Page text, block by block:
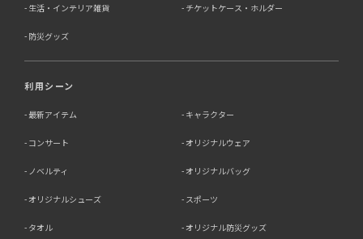
生活・インテリア雑貨 チケットケース・ホルダー
防災グッズ
利用シーン
最新アイテム キャラクター
コンサート オリジナルウェア
ノベルティ オリジナルバッグ
オリジナルシューズ スポーツ
タオル オリジナル防災グッズ